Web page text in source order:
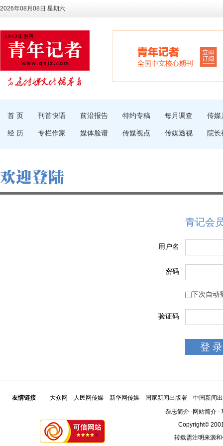
2026年08月08日 星期六
首 页 刊首快语 前沿报告 特约专稿 每月调查 传媒
经 历 专栏作家 媒体脸谱 传媒视点 传媒透视 院长
青记会
用户名
密码
下次自动
验证码
友情链接 大众网 人民网传媒 新华网传媒 国家新闻出版署
中国新闻
杂志简介 -网站简介 -
Copyright©
转载需注明来源